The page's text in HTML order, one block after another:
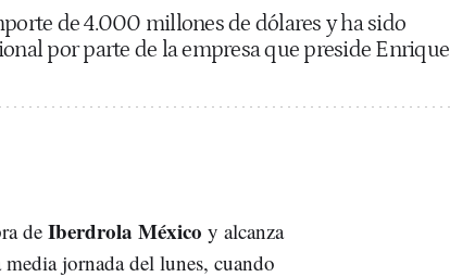
de 4.000 millones de dólares y ha sido
por parte de la empresa que preside Enrique
de Iberdrola México y alcanza
media jornada del lunes, cuando